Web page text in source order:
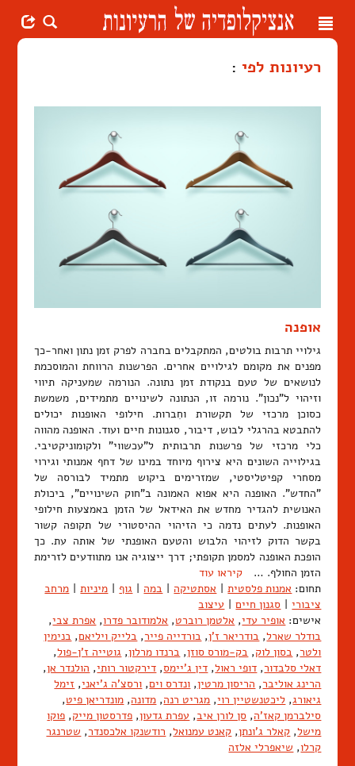
Toggle
רעיונות לפי :
אופנה
גילויי תרבות בולטים, המתקבלים בחברה לפרק זמן נתון ואחר-כך
מפנים את מקומם לגילויים אחרים. הפרשנות הרווחת והמוסכמת
לנושאים של טעם בנקודת זמן נתונה. הנורמה שמעניקה תיווי
וזיהוי ל"נכון". נורמה זו, הנתונה לשינויים מתמידים, משמשת
כסוכן מרכזי של תקשורת וחִברות. חילופי האופנות יכולים
להתבטא בהרגלי לבוש, דיבור, סגנונות חיים ועוד. האופנה מהווה
כלי מרכזי של פרשנות תרבותית ל"עכשווי" ולקומוניקטיבי.
בגילוייה השונים היא צירוף מיוחד במינו של דחף אמנותי וגירוי
מסחרי קפיטליסטי, שמזרימים ביקוש מתמיד לבורסה של
"החדש". האופנה היא אפוא האמונה ב"חוק השינויים", ביכולת
האנושית להגדיר מחדש את האידאל של הזמן באמצעות חילופי
האופנות. לעתים נדמה כי הזיהוי ההיסטורי של תקופה קשור
בקשר הדוק לזיהוי הלבוש והטעם האופנתי של אותה עת. כך
הופכת האופנה למסמן תקופתי; דרך ייצוגיה אנו מתוודעים לזרימת
הזמן החולף. … קיראו עוד
תחום: אמנות פלסטית אסתטיקה במה גוף מיניות
מרחב
ציבורי
סגנון חיים
עיצוב
אישים: אופיר עדי, אלטמן רוברט, אלמודובר פדרו, אפרת צבי,
בודלר שארל, בודריאר ז'ן, בורדייה פייר, בלייק ויליאם, בנימין
ולטר, בסון לוק, בק-מורס סוזן, ברנדו מרלון, גוטייה ז'ן-פול,
דאלי סלבדור, דופי ראול, דין ג'יימס, דירקטור רותי, הולנדר אן,
הרינג אוליבר, הריסון מרטין, ונדרס וים, ורסצ'ה ג'יאני, זימל
גיאורג, ליכטנשטיין רוי, מגריט רנה, מדונה, מונדריאן פיט,
סילברמן קאז'ה, סן לורן איב, עפרת גדעון, פדרסטון מייק, פוקו
מישל, קאלר ג'ונתן, קאנט עמנואל, רודשנקו אלכסנדר, שטרנגר
קרלו, שיאפרלי אלזה